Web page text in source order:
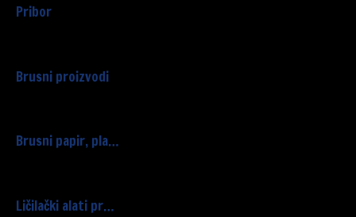
Pribor
Brusni proizvodi
Brusni papir, pla…
Ličilački alati pr…